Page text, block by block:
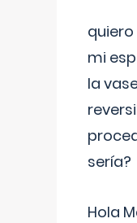
mi
la
sería?
Hola